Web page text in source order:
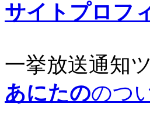
サイトプロフ
一挙放送通知
あにたののつ